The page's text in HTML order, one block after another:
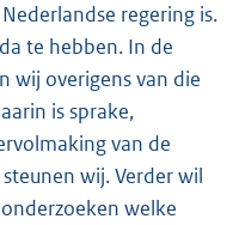
regering is.
te hebben. In de
wij overigens van die
is sprake,
van de
wij. Verder wil
welke